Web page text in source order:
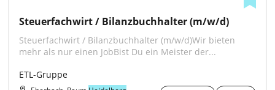
Steuerfachwirt / Bilanzbuchhalter (m/w/d)
Steuerfachwirt / Bilanzbuchhalter (m/w/d)Wir bieten
mehr als nur einen JobBist Du ein Meister der...
ETL-Gruppe